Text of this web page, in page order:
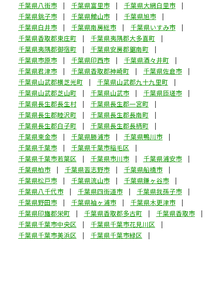
千葉県八街市
千葉県富里市
千葉県大網白里市
千葉県銚子市
千葉県館山市
千葉県旭市
千葉県白井市
千葉県南房総市
千葉県いすみ市
千葉県香取郡東庄町
千葉県夷隅郡大多喜町
千葉県夷隅郡御宿町
千葉県安房郡鋸南町
千葉県市原市
千葉県印西市
千葉県酒々井町
千葉県君津市
千葉県香取郡神崎町
千葉県佐倉市
千葉県山武郡横芝光町
千葉県山武郡九十九里町
千葉県山武郡芝山町
千葉県山武市
千葉県匝瑳市
千葉県長生郡長生村
千葉県長生郡一宮町
千葉県長生郡睦沢町
千葉県長生郡長南町
千葉県長生郡白子町
千葉県長生郡長柄町
千葉県東金市
千葉県勝浦市
千葉県鴨川市
千葉県千葉市
千葉県千葉市稲毛区
千葉県千葉市若葉区
千葉県市川市
千葉県浦安市
千葉県柏市
千葉県習志野市
千葉県船橋市
千葉県松戸市
千葉県流山市
千葉県鎌ヶ谷市
千葉県八千代市
千葉県四街道市
千葉県我孫子市
千葉県野田市
千葉県袖ヶ浦市
千葉県木更津市
千葉県印旛郡栄町
千葉県香取郡多古町
千葉県香取市
千葉県千葉市中央区
千葉県千葉市花見川区
千葉県千葉市美浜区
千葉県千葉市緑区